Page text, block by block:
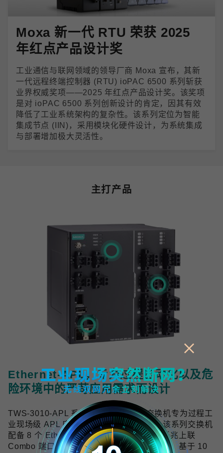
Moxa 新一代 RTU 荣获 2025
年红点产品设计奖
工业通信与联网领域的领导厂商 Moxa 宣布，其新
一代远程终端控制器 (RTU) ioPAC 6500 系列斩获
业界权威奖项——2025 年红点产品设计奖。该奖项
是对 ioPAC 6500 系列创新设计的肯定，因其有效
降低了工业系统架构的复杂性。该系列定位为智能
集成节点 (IIN)，采用模块化硬件设计，为系统集成
与部署增加极大灵活性。
主打产品
Ethernet-APL，专为过程自动化以及危
险环境中的严苛应用需求而设计
TWS-3010-APL 系列工业双线以太网交换机专为过程工
业现场级 APL 应用提供可靠的网络连接，该系列交换机
配备 8 个 Ethernet-APL spur 端口与 2 个千兆上联
Combo 端口，符合 Ethernet-APL 技术规范，基于 10